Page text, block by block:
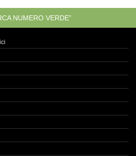
NUMERO VERDE”